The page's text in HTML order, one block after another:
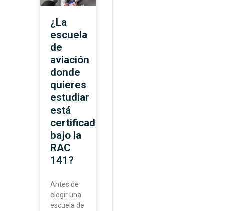
¿La
escuela
de
aviación
donde
quieres
estudiar
está
certificada
bajo la
RAC
141?
Antes de
elegir una
escuela de